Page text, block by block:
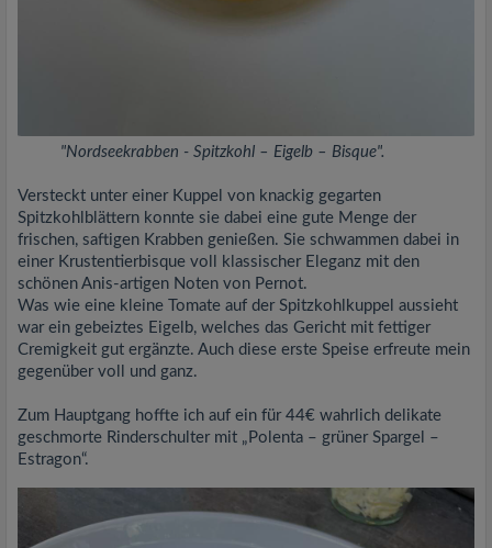
"Nordseekrabben - Spitzkohl – Eigelb – Bisque".
Versteckt unter einer Kuppel von knackig gegarten
Spitzkohlblättern konnte sie dabei eine gute Menge der
frischen, saftigen Krabben genießen. Sie schwammen dabei in
einer Krustentierbisque voll klassischer Eleganz mit den
schönen Anis-artigen Noten von Pernot.
Was wie eine kleine Tomate auf der Spitzkohlkuppel aussieht
war ein gebeiztes Eigelb, welches das Gericht mit fettiger
Cremigkeit gut ergänzte. Auch diese erste Speise erfreute mein
gegenüber voll und ganz.
Zum Hauptgang hoffte ich auf ein für 44€ wahrlich delikate
geschmorte Rinderschulter mit „Polenta – grüner Spargel –
Estragon“.